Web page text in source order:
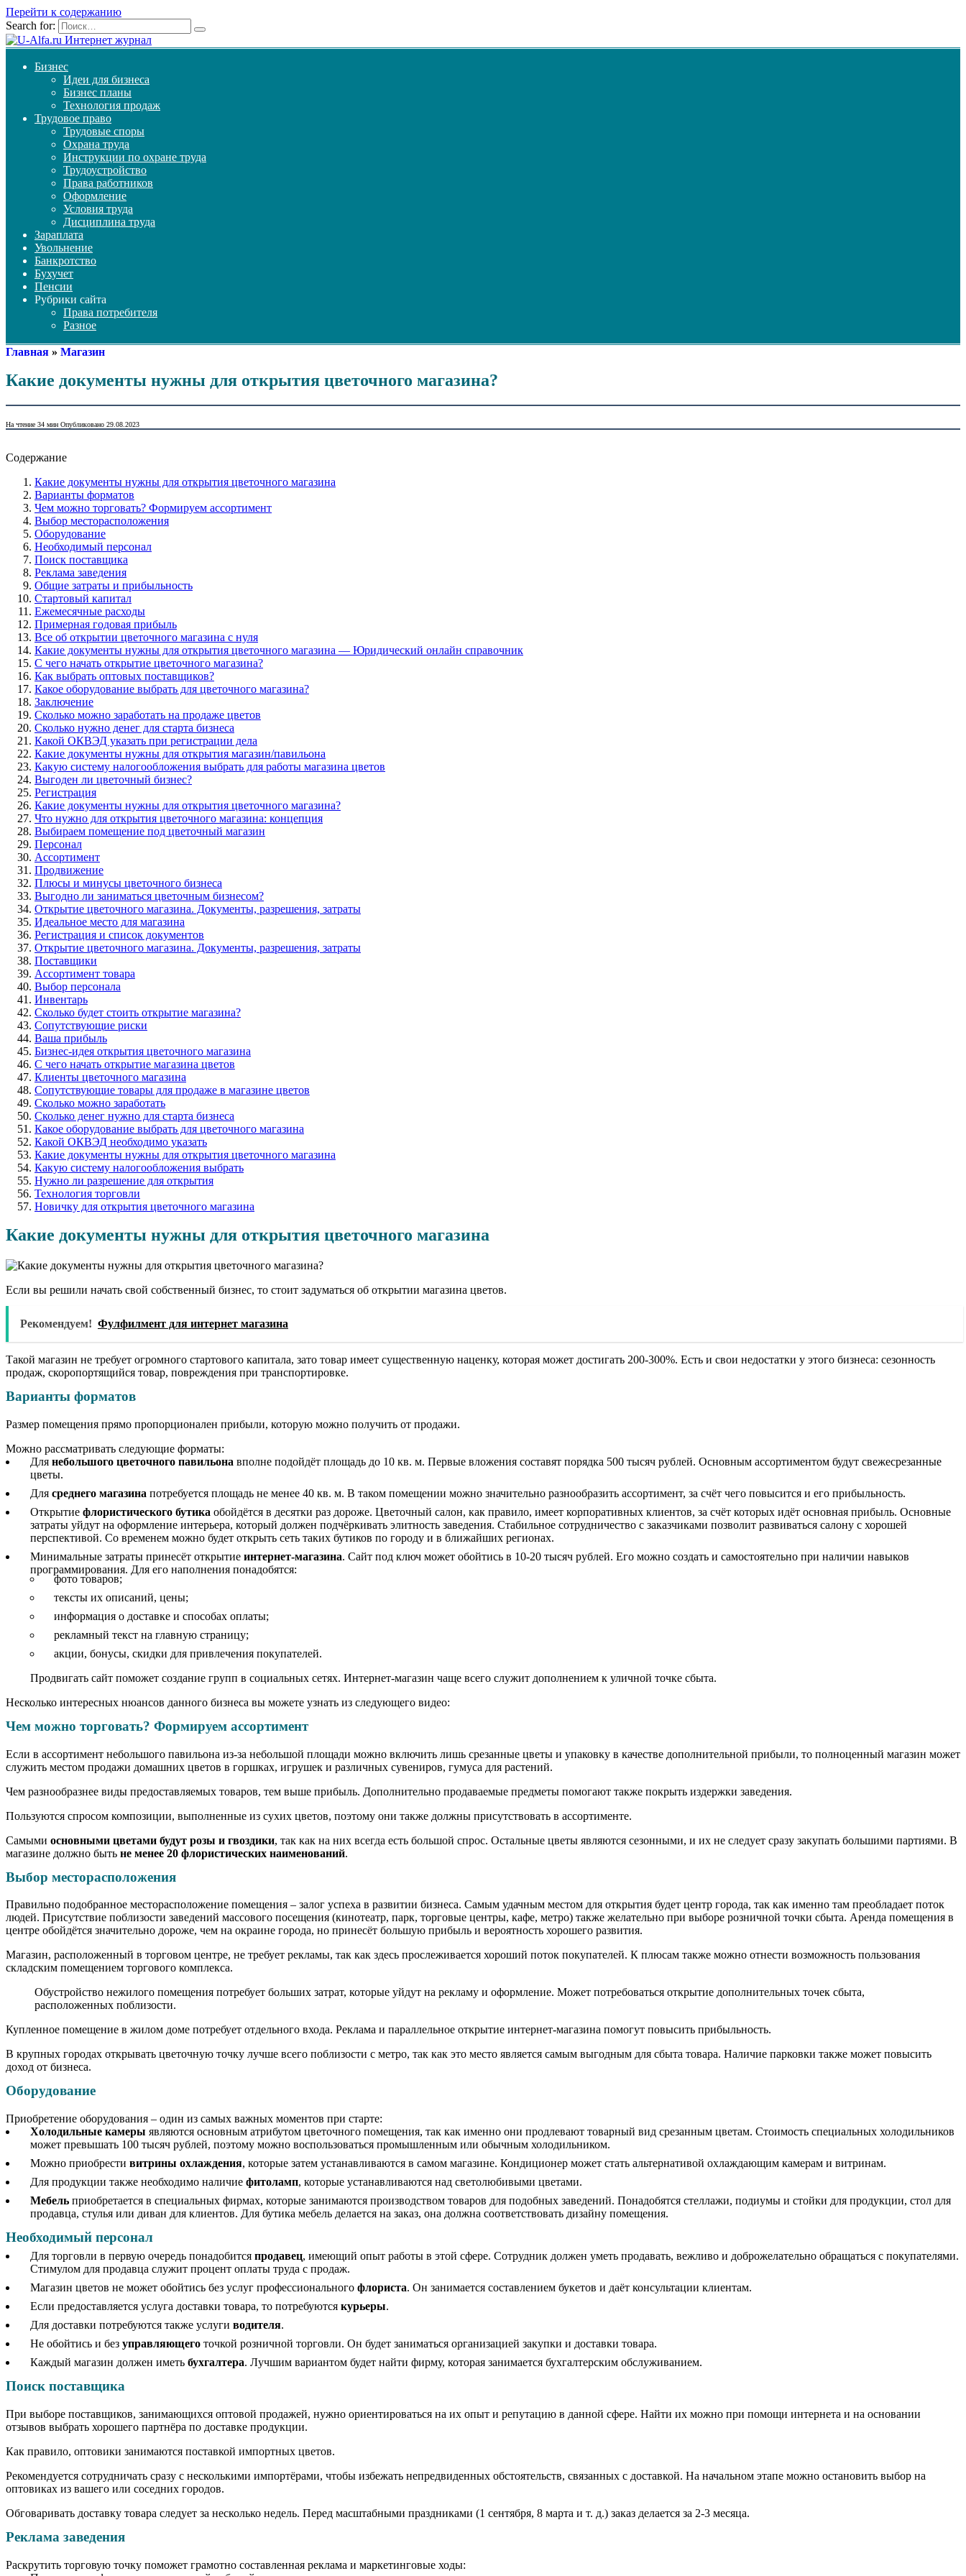
Перейти к содержанию
Search for:
Бизнес
Идеи для бизнеса
Бизнес планы
Технология продаж
Трудовое право
Трудовые споры
Охрана труда
Инструкции по охране труда
Трудоустройство
Права работников
Оформление
Условия труда
Дисциплина труда
Зараплата
Увольнение
Банкротство
Бухучет
Пенсии
Рубрики сайта
Права потребителя
Разное
Главная » Магазин
Какие документы нужны для открытия цветочного магазина?
На чтение 34 мин Опубликовано 29.08.2023
Содержание
Какие документы нужны для открытия цветочного магазина
Варианты форматов
Чем можно торговать? Формируем ассортимент
Выбор месторасположения
Оборудование
Необходимый персонал
Поиск поставщика
Реклама заведения
Общие затраты и прибыльность
Стартовый капитал
Ежемесячные расходы
Примерная годовая прибыль
Все об открытии цветочного магазина с нуля
Какие документы нужны для открытия цветочного магазина — Юридический онлайн справочник
С чего начать открытие цветочного магазина?
Как выбрать оптовых поставщиков?
Какое оборудование выбрать для цветочного магазина?
Заключение
Сколько можно заработать на продаже цветов
Сколько нужно денег для старта бизнеса
Какой ОКВЭД указать при регистрации дела
Какие документы нужны для открытия магазин/павильона
Какую систему налогообложения выбрать для работы магазина цветов
Выгоден ли цветочный бизнес?
Регистрация
Какие документы нужны для открытия цветочного магазина?
Что нужно для открытия цветочного магазина: концепция
Выбираем помещение под цветочный магазин
Персонал
Ассортимент
Продвижение
Плюсы и минусы цветочного бизнеса
Выгодно ли заниматься цветочным бизнесом?
Открытие цветочного магазина. Документы, разрешения, затраты
Идеальное место для магазина
Регистрация и список документов
Открытие цветочного магазина. Документы, разрешения, затраты
Поставщики
Ассортимент товара
Выбор персонала
Инвентарь
Сколько будет стоить открытие магазина?
Сопутствующие риски
Ваша прибыль
Бизнес-идея открытия цветочного магазина
С чего начать открытие магазина цветов
Клиенты цветочного магазина
Сопутствующие товары для продаже в магазине цветов
Сколько можно заработать
Сколько денег нужно для старта бизнеса
Какое оборудование выбрать для цветочного магазина
Какой ОКВЭД необходимо указать
Какие документы нужны для открытия цветочного магазина
Какую систему налогообложения выбрать
Нужно ли разрешение для открытия
Технология торговли
Новичку для открытия цветочного магазина
Какие документы нужны для открытия цветочного магазина
Если вы решили начать свой собственный бизнес, то стоит задуматься об открытии магазина цветов.
Рекомендуем! Фулфилмент для интернет магазина
Такой магазин не требует огромного стартового капитала, зато товар имеет существенную наценку, которая может достигать 200-300%. Есть и свои недостатки у этого бизнеса: сезонность
продаж, скоропортящийся товар, повреждения при транспортировке.
Варианты форматов
Размер помещения прямо пропорционален прибыли, которую можно получить от продажи.
Можно рассматривать следующие форматы:
Для небольшого цветочного павильона вполне подойдёт площадь до 10 кв. м. Первые вложения составят порядка 500 тысяч рублей. Основным ассортиментом будут свежесрезанные
цветы.
Для среднего магазина потребуется площадь не менее 40 кв. м. В таком помещении можно значительно разнообразить ассортимент, за счёт чего повысится и его прибыльность.
Открытие флористического бутика обойдётся в десятки раз дороже. Цветочный салон, как правило, имеет корпоративных клиентов, за счёт которых идёт основная прибыль. Основные
затраты уйдут на оформление интерьера, который должен подчёркивать элитность заведения. Стабильное сотрудничество с заказчиками позволит развиваться салону с хорошей
перспективой. Со временем можно будет открыть сеть таких бутиков по городу и в ближайших регионах.
Минимальные затраты принесёт открытие интернет-магазина. Сайт под ключ может обойтись в 10-20 тысяч рублей. Его можно создать и самостоятельно при наличии навыков
программирования. Для его наполнения понадобятся:
фото товаров;
тексты их описаний, цены;
информация о доставке и способах оплаты;
рекламный текст на главную страницу;
акции, бонусы, скидки для привлечения покупателей.
Продвигать сайт поможет создание групп в социальных сетях. Интернет-магазин чаще всего служит дополнением к уличной точке сбыта.
Несколько интересных нюансов данного бизнеса вы можете узнать из следующего видео:
Чем можно торговать? Формируем ассортимент
Если в ассортимент небольшого павильона из-за небольшой площади можно включить лишь срезанные цветы и упаковку в качестве дополнительной прибыли, то полноценный магазин может
служить местом продажи домашних цветов в горшках, игрушек и различных сувениров, гумуса для растений.
Чем разнообразнее виды предоставляемых товаров, тем выше прибыль. Дополнительно продаваемые предметы помогают также покрыть издержки заведения.
Пользуются спросом композиции, выполненные из сухих цветов, поэтому они также должны присутствовать в ассортименте.
Самыми основными цветами будут розы и гвоздики, так как на них всегда есть большой спрос. Остальные цветы являются сезонными, и их не следует сразу закупать большими партиями. В
магазине должно быть не менее 20 флористических наименований.
Выбор месторасположения
Правильно подобранное месторасположение помещения – залог успеха в развитии бизнеса. Самым удачным местом для открытия будет центр города, так как именно там преобладает поток
людей. Присутствие поблизости заведений массового посещения (кинотеатр, парк, торговые центры, кафе, метро) также желательно при выборе розничной точки сбыта. Аренда помещения в
центре обойдётся значительно дороже, чем на окраине города, но принесёт большую прибыль и вероятность хорошего развития.
Магазин, расположенный в торговом центре, не требует рекламы, так как здесь прослеживается хороший поток покупателей. К плюсам также можно отнести возможность пользования
складским помещением торгового комплекса.
Обустройство нежилого помещения потребует больших затрат, которые уйдут на рекламу и оформление. Может потребоваться открытие дополнительных точек сбыта,
расположенных поблизости.
Купленное помещение в жилом доме потребует отдельного входа. Реклама и параллельное открытие интернет-магазина помогут повысить прибыльность.
В крупных городах открывать цветочную точку лучше всего поблизости с метро, так как это место является самым выгодным для сбыта товара. Наличие парковки также может повысить
доход от бизнеса.
Оборудование
Приобретение оборудования – один из самых важных моментов при старте:
Холодильные камеры являются основным атрибутом цветочного помещения, так как именно они продлевают товарный вид срезанным цветам. Стоимость специальных холодильников
может превышать 100 тысяч рублей, поэтому можно воспользоваться промышленным или обычным холодильником.
Можно приобрести витрины охлаждения, которые затем устанавливаются в самом магазине. Кондиционер может стать альтернативой охлаждающим камерам и витринам.
Для продукции также необходимо наличие фитоламп, которые устанавливаются над светолюбивыми цветами.
Мебельприобретается в специальных фирмах, которые занимаются производством товаров для подобных заведений. Понадобятся стеллажи, подиумы и стойки для продукции, стол для
продавца, стулья или диван для клиентов. Для бутика мебель делается на заказ, она должна соответствовать дизайну помещения.
Необходимый персонал
Для торговли в первую очередь понадобится продавец, имеющий опыт работы в этой сфере. Сотрудник должен уметь продавать, вежливо и доброжелательно обращаться с покупателями.
Стимулом для продавца служит процент оплаты труда с продаж.
Магазин цветов не может обойтись без услуг профессионального флориста. Он занимается составлением букетов и даёт консультации клиентам.
Если предоставляется услуга доставки товара, то потребуются курьеры.
Для доставки потребуются также услуги водителя.
Не обойтись и без управляющеготочкой розничной торговли. Он будет заниматься организацией закупки и доставки товара.
Каждый магазин должен иметь бухгалтера. Лучшим вариантом будет найти фирму, которая занимается бухгалтерским обслуживанием.
Поиск поставщика
При выборе поставщиков, занимающихся оптовой продажей, нужно ориентироваться на их опыт и репутацию в данной сфере. Найти их можно при помощи интернета и на основании
отзывов выбрать хорошего партнёра по доставке продукции.
Как правило, оптовики занимаются поставкой импортных цветов.
Рекомендуется сотрудничать сразу с несколькими импортёрами, чтобы избежать непредвиденных обстоятельств, связанных с доставкой. На начальном этапе можно остановить выбор на
оптовиках из вашего или соседних городов.
Обговаривать доставку товара следует за несколько недель. Перед масштабными праздниками (1 сентября, 8 марта и т. д.) заказ делается за 2-3 месяца.
Реклама заведения
Раскрутить торговую точку поможет грамотно составленная реклама и маркетинговые ходы: